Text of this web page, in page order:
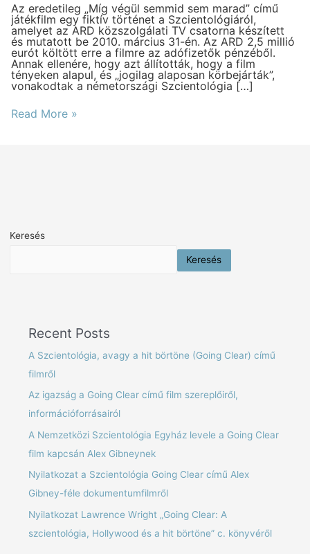
Az eredetileg „Míg végül semmid sem marad” című
játékfilm egy fiktív történet a Szcientológiáról,
amelyet az ARD közszolgálati TV csatorna készített
és mutatott be 2010. március 31-én. Az ARD 2,5 millió
eurót költött erre a filmre az adófizetők pénzéből.
Annak ellenére, hogy azt állították, hogy a film
tényeken alapul, és „jogilag alaposan körbejárták”,
vonakodtak a németországi Szcientológia […]
Read More »
Keresés
Keresés
Recent Posts
A Szcientológia, avagy a hit börtöne (Going Clear) című
filmről
Az igazság a Going Clear című film szereplőiről,
információforrásairól
A Nemzetközi Szcientológia Egyház levele a Going Clear
film kapcsán Alex Gibneynek
Nyilatkozat a Szcientológia Going Clear című Alex
Gibney-féle dokumentumfilmről
Nyilatkozat Lawrence Wright „Going Clear: A
szcientológia, Hollywood és a hit börtöne” c. könyvéről